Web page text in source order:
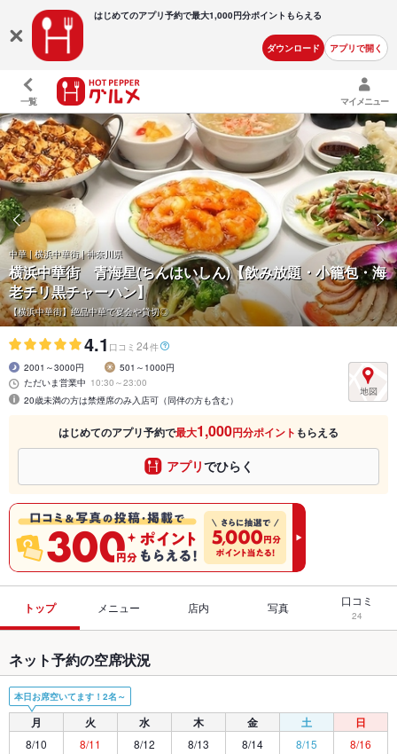
はじめてのアプリ予約で最大1,000円分ポイントもらえる
ダウンロード アプリで開く
一覧 マイメニュー
中華 | 横浜中華街 | 神奈川県
横浜中華街 青海星(ちんはいしん)【飲み放題・小籠包・海
老チリ黒チャーハン】
【横浜中華街】絶品中華で宴会や貸切◎
4.1 口コミ 24件
2001～3000円
501～1000円
ただいま営業中 10:30～23:00
20歳未満の方は禁煙席のみ入店可（同伴の方も含む）
はじめてのアプリ予約で最大1,000円分ポイント もらえる
アプリでひらく
トップ メニュー 店内 写真 口コミ
24
ネット予約の空席状況
本日お席空いてます！2名～
月 火 水 木 金 土 日
8/10 8/11 8/12 8/13 8/14 8/15 8/16